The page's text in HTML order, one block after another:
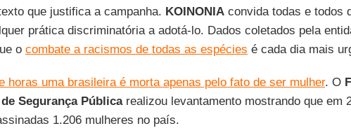
que justifica a campanha. KOINONIAconvida todas e todos
prática discriminatória a adotá-lo. Dados coletados pela
o combate a racismos de todas as espécies é cada dia mais
horas uma brasileira é morta apenas pelo fato de ser mulher. O
Segurança Públicarealizou levantamento mostrando que em
1.206 mulheres no país.